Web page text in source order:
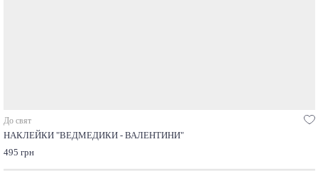
До свят
НАКЛЕЙКИ "ВЕДМЕДИКИ - ВАЛЕНТИНИ"
495 грн